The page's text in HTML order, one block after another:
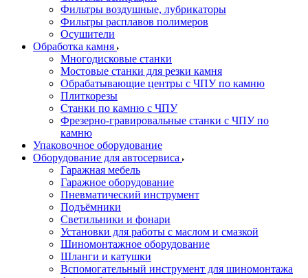
Фильтры воздушные, лубрикаторы
Фильтры расплавов полимеров
Осушители
Обработка камня
Многодисковые станки
Мостовые станки для резки камня
Обрабатывающие центры с ЧПУ по камню
Плиткорезы
Станки по камню с ЧПУ
Фрезерно-гравировальные станки с ЧПУ по
камню
Упаковочное оборудование
Оборудование для автосервиса
Гаражная мебель
Гаражное оборудование
Пневматический инструмент
Подъёмники
Светильники и фонари
Установки для работы с маслом и смазкой
Шиномонтажное оборудование
Шланги и катушки
Вспомогательный инструмент для шиномонтажа